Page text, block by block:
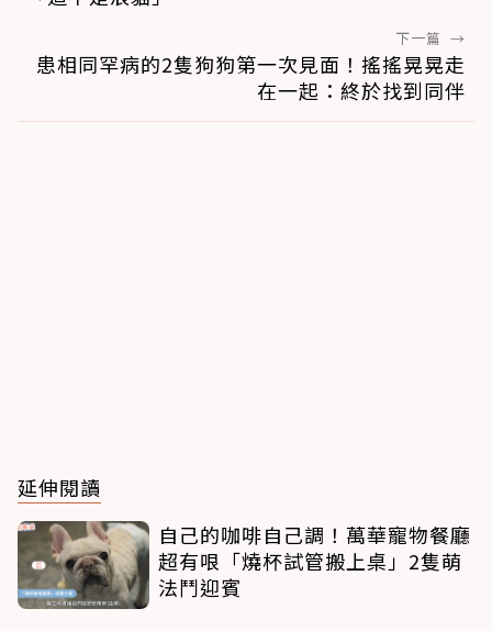
下一篇 →
患相同罕病的2隻狗狗第一次見面！搖搖晃晃走
在一起：終於找到同伴
延伸閱讀
自己的咖啡自己調！萬華寵物餐廳
超有哏「燒杯試管搬上桌」2隻萌
法鬥迎賓